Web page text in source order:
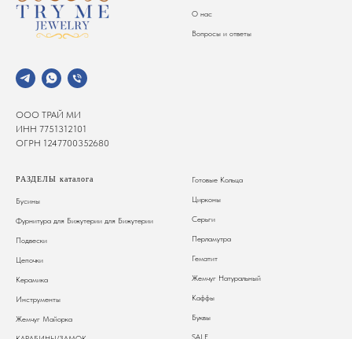
ООО ТРАЙ МИ
ИНН 7751312101
ОГРН 1247700352680
О нас
Вопросы и ответы
РАЗДЕЛЫ каталога
Бусины
Фурнитура для Бижутерии для Бижутерии
Подвески
Цепочки
Керамика
Инструменты
Жемчуг Майорка
Готовые Кольца
Цирконы
Серьги
Перламутра
Гематит
Жемчуг Натуральный
Каффы
Буквы
SALE